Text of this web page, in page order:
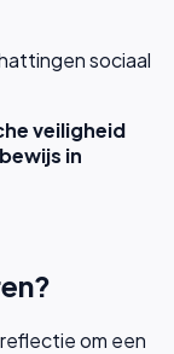
sociaal
veiligheid
in
om een